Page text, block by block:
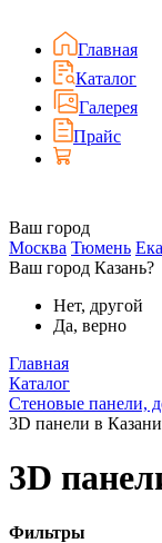
Главная
Каталог
Галерея
Прайс
Ваш город
Москва Тюмень
Ваш город Казань?
Нет, другой
Да, верно
Главная
Каталог
Стеновые панели,
3D панели в Казани
3D
Фильтры